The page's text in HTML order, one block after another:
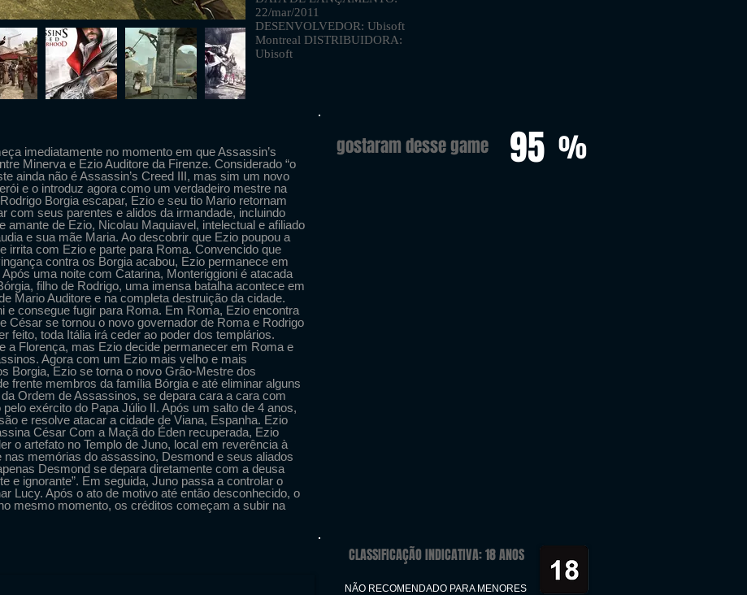
22/mar/2011
DESENVOLVEDOR: Ubisoft
Montreal DISTRIBUIDORA:
Ubisoft
imediatamente no momento em que Assassin’s
Minerva e Ezio Auditore da Firenze. Considerado “o
ainda não é Assassin’s Creed III, mas sim um novo
e o introduz agora como um verdadeiro mestre na
Borgia escapar, Ezio e seu tio Mario retornam
com seus parentes e alidos da irmandade, incluindo
amante de Ezio, Nicolau Maquiavel, intelectual e afiliado
e sua mãe Maria. Ao descobrir que Ezio poupou a
irrita com Ezio e parte para Roma. Convencido que
contra os Borgia acabou, Ezio permanece em
uma noite com Catarina, Monteriggioni é atacada
filho de Rodrigo, uma imensa batalha acontece em
Mario Auditore e na completa destruição da cidade.
e consegue fugir para Roma. Em Roma, Ezio encontra
César se tornou o novo governador de Roma e Rodrigo
feito, toda Itália irá ceder ao poder dos templários.
a Florença, mas Ezio decide permanecer em Roma e
Agora com um Ezio mais velho e mais
Borgia, Ezio se torna o novo Grão-Mestre dos
frente membros da família Bórgia e até eliminar alguns
Ordem de Assassinos, se depara cara a cara com
exército do Papa Júlio II. Após um salto de 4 anos,
e resolve atacar a cidade de Viana, Espanha. Ezio
César Com a Maçã do Éden recuperada, Ezio
o artefato no Templo de Juno, local em reverência à
memórias do assassino, Desmond e seus aliados
Desmond se depara diretamente com a deusa
e ignorante”. Em seguida, Juno passa a controlar o
Lucy. Após o ato de motivo até então desconhecido, o
mesmo momento, os créditos começam a subir na
gostaram desse game 95 %
CLASSIFICAÇÃO INDICATIVA: 18 ANOS
NÃO RECOMENDADO PARA MENORES